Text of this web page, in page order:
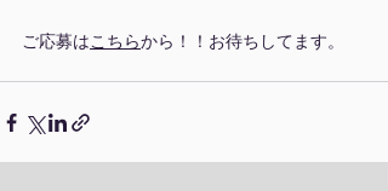
ご応募はこちらから！！お待ちしてます。